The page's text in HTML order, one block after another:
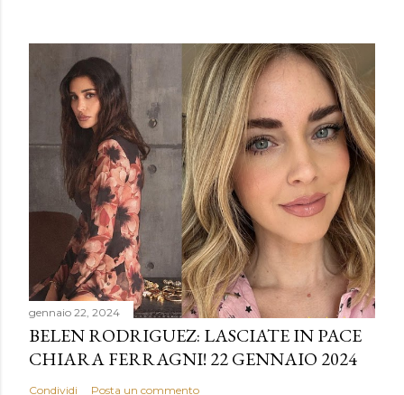
gennaio 22, 2024
BELEN RODRIGUEZ: LASCIATE IN PACE
CHIARA FERRAGNI! 22 GENNAIO 2024
Condividi Posta un commento